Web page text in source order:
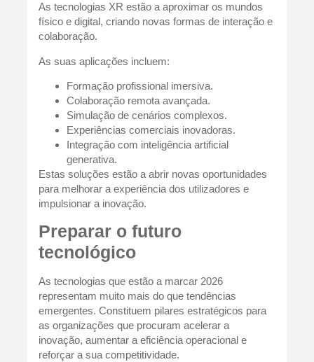
As tecnologias XR estão a aproximar os mundos
físico e digital, criando novas formas de interação e
colaboração.
As suas aplicações incluem:
Formação profissional imersiva.
Colaboração remota avançada.
Simulação de cenários complexos.
Experiências comerciais inovadoras.
Integração com inteligência artificial
generativa.
Estas soluções estão a abrir novas oportunidades
para melhorar a experiência dos utilizadores e
impulsionar a inovação.
Preparar o futuro
tecnológico
As tecnologias que estão a marcar 2026
representam muito mais do que tendências
emergentes. Constituem pilares estratégicos para
as organizações que procuram acelerar a
inovação, aumentar a eficiência operacional e
reforçar a sua competitividade.